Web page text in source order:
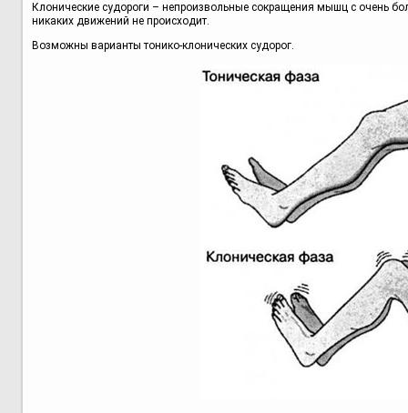
Клонические судороги – непроизвольные сокращения мышц с очень
никаких движений не происходит.
Возможны варианты тонико-клонических судорог.